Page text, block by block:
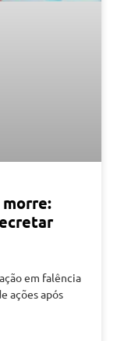
em falência
ações após